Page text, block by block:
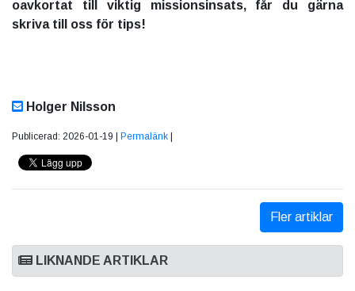
oavkortat till viktig missionsinsats, får du gärna
skriva till oss för tips!
Holger Nilsson
Publicerad: 2026-01-19 | Permalänk
Fler artiklar
LIKNANDE ARTIKLAR